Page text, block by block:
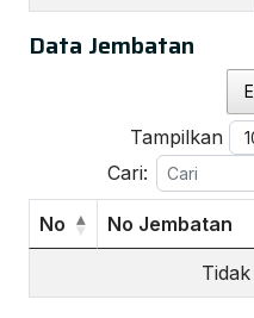
Data Jembatan
Tampilkan
Cari:
No No Jembatan